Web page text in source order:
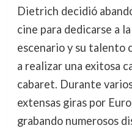
Dietrich decidió
cine para dedicarse a
escenario y su talento
a realizar una exitosa
cabaret. Durante
extensas giras por
grabando numerosos